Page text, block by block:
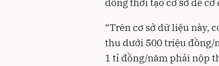
“Trên cơ sở dữ liệu này,
thu dưới 500 triệu đồng/
1 tỉ đồng/năm phải nộp